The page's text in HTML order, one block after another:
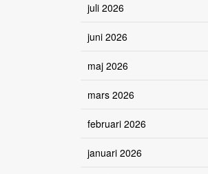
juli 2026
juni 2026
maj 2026
mars 2026
februari 2026
januari 2026